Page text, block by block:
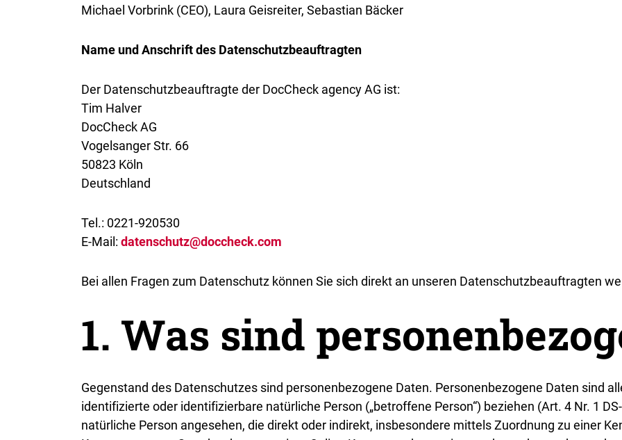
Michael Vorbrink (CEO), Laura Geisreiter, Sebastian Bäcker
Name und Anschrift des Datenschutzbeauftragten
Der Datenschutzbeauftragte der DocCheck agency AG ist:
Tim Halver
DocCheck AG
Vogelsanger Str. 66
50823 Köln
Deutschland
Tel.: 0221-920530
E-Mail: datenschutz@doccheck.com
Bei allen Fragen zum Datenschutz können Sie sich direkt an unseren Datenschutzbeauftragten
1. Was sind
Gegenstand des Datenschutzes sind personenbezogene Daten. Personenbezogene Daten sind
identifizierte oder identifizierbare natürliche Person („betroffene Person“) beziehen (Art. 4 Nr. 1
natürliche Person angesehen, die direkt oder indirekt, insbesondere mittels Zuordnung zu einer